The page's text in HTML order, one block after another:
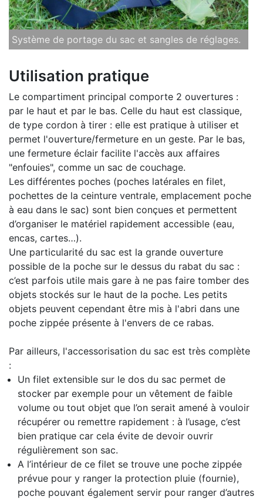
Système de portage du sac et sangles de réglages.
Utilisation pratique
Le compartiment principal comporte 2 ouvertures :
par le haut et par le bas. Celle du haut est classique,
de type cordon à tirer : elle est pratique à utiliser et
permet l'ouverture/fermeture en un geste. Par le bas,
une fermeture éclair facilite l'accès aux affaires
"enfouies", comme un sac de couchage.
Les différentes poches (poches latérales en filet,
pochettes de la ceinture ventrale, emplacement poche
à eau dans le sac) sont bien conçues et permettent
d’organiser le matériel rapidement accessible (eau,
encas, cartes…).
Une particularité du sac est la grande ouverture
possible de la poche sur le dessus du rabat du sac :
c’est parfois utile mais gare à ne pas faire tomber des
objets stockés sur le haut de la poche. Les petits
objets peuvent cependant être mis à l'abri dans une
poche zippée présente à l'envers de ce rabas.
Par ailleurs, l'accessorisation du sac est très complète
:
Un filet extensible sur le dos du sac permet de
stocker par exemple pour un vêtement de faible
volume ou tout objet que l’on serait amené à vouloir
récupérer ou remettre rapidement : à l’usage, c’est
bien pratique car cela évite de devoir ouvrir
régulièrement son sac.
A l’intérieur de ce filet se trouve une poche zippée
prévue pour y ranger la protection pluie (fournie),
poche pouvant également servir pour ranger d’autres